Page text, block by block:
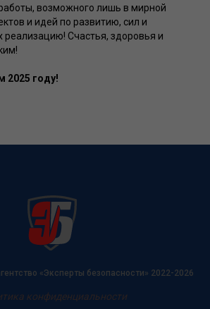
возможного лишь в мирной
и идей по развитию, сил и
реализацию! Счастья, здоровья и
2025 году!
«Эксперты безопасности» 2022-2026
конфиденциальности